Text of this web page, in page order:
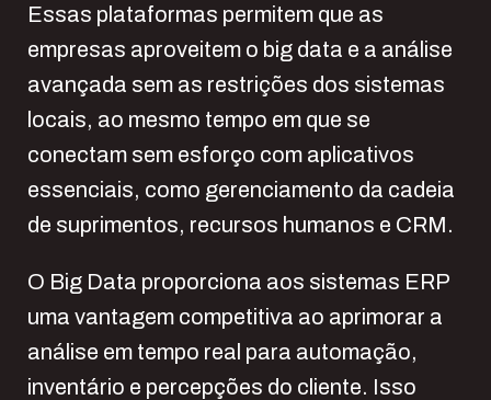
Essas plataformas permitem que as
empresas aproveitem o big data e a análise
avançada sem as restrições dos sistemas
locais, ao mesmo tempo em que se
conectam sem esforço com aplicativos
essenciais, como gerenciamento da cadeia
de suprimentos, recursos humanos e CRM.
O Big Data proporciona aos sistemas ERP
uma vantagem competitiva ao aprimorar a
análise em tempo real para automação,
inventário e percepções do cliente. Isso